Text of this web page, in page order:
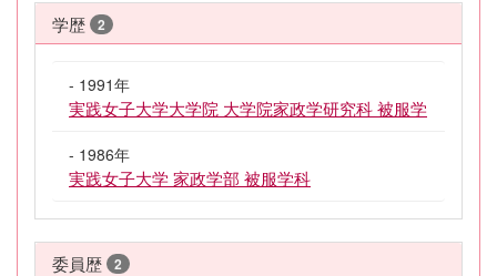
学歴 2
- 1991年
実践女子大学大学院 大学院家政学研究科 被服学
- 1986年
実践女子大学 家政学部 被服学科
委員歴 2